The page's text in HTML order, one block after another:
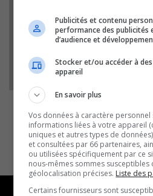
son équipe le voudra.
Player
00:00
Publicités et contenu
performance des publicités
d’audience et
Stocker et/ou accéder à
appareil
En savoir plus
Vos données à caractère
informations liées à votre appareil
uniques et autres types de
et consultées par 66 partenaires,
ou utilisées spécifiquement par ce
nous-mêmes sommes
géolocalisation précises. Liste des
Certains fournisseurs sont